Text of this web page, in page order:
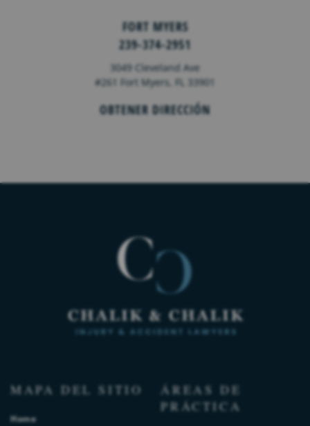
FORT MYERS
239-374-2951
3049 Cleveland Ave
#261 Fort Myers, FL 33901
OBTENER DIRECCIÓN
MAPA DEL SITIO
Home
ÁREAS DE
PRÁCTICA